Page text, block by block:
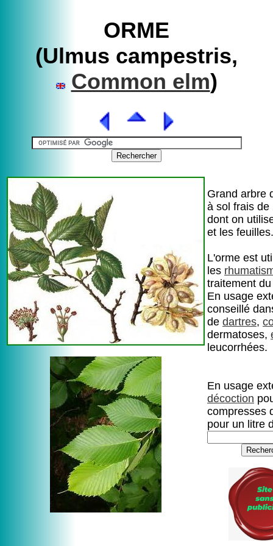
ORME
(Ulmus campestris,
Common elm)
Grand arbre
à sol frais de
dont on
et les feuilles.
L'orme est
les
traitement
En usage
conseillé
de dartres,
dermatoses,
leucorrhées.
En usage
décoction
compresses
pour un litre